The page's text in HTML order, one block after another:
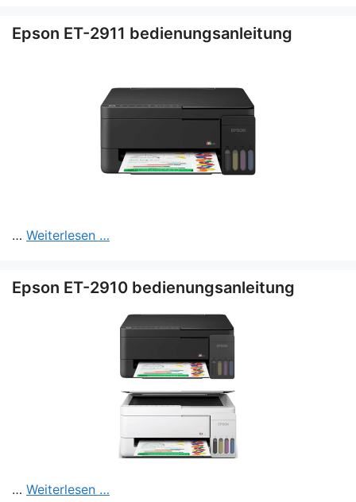
Epson ET-2911 bedienungsanleitung
… Weiterlesen …
Epson ET-2910 bedienungsanleitung
… Weiterlesen …